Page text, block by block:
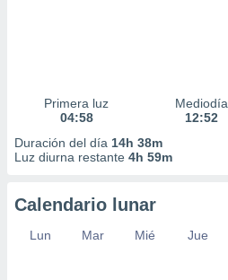
Primera luz
04:58
Mediodía
12:52
Duración del día 14h 38m
Luz diurna restante 4h 59m
Calendario lunar
Lun Mar Mié Jue